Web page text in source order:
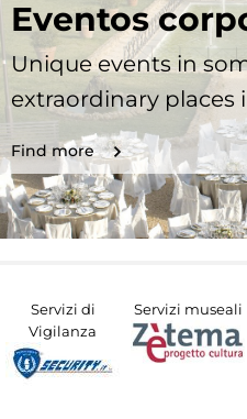
Eventos
Unique events in
extraordinary places
Find more
Servizi di
Vigilanza
Servizi museali